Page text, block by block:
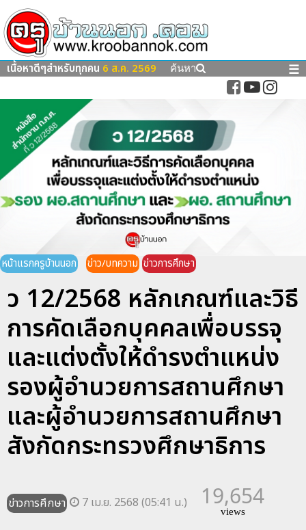
เนื้อหาดีๆสำหรับทุกคน 6 ส.ค. 2569 ค้นหา ☰
หน้าแรกครูบ้านนอก ข่าว/บทความ ข่าวการศึกษา
ว 12/2568 หลักเกณฑ์และวิธี
การคัดเลือกบุคคลเพื่อบรรจุ
และแต่งตั้งให้ดำรงตำแหน่ง
รองผู้อำนวยการสถานศึกษา
และผู้อำนวยการสถานศึกษา
สังกัดกระทรวงศึกษาธิการ
ข่าวการศึกษา 7 เม.ย. 2568 (05:41 น.) 19,654
views